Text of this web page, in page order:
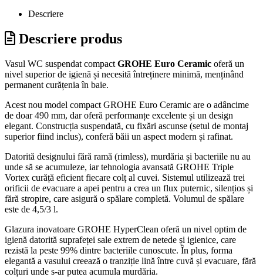
Descriere
Descriere produs
Vasul WC suspendat compact GROHE Euro Ceramic oferă un
nivel superior de igienă și necesită întreținere minimă, menținând
permanent curățenia în baie.
Acest nou model compact GROHE Euro Ceramic are o adâncime
de doar 490 mm, dar oferă performanțe excelente și un design
elegant. Construcția suspendată, cu fixări ascunse (setul de montaj
superior fiind inclus), conferă băii un aspect modern și rafinat.
Datorită designului fără ramă (rimless), murdăria și bacteriile nu au
unde să se acumuleze, iar tehnologia avansată GROHE Triple
Vortex curăță eficient fiecare colț al cuvei. Sistemul utilizează trei
orificii de evacuare a apei pentru a crea un flux puternic, silențios și
fără stropire, care asigură o spălare completă. Volumul de spălare
este de 4,5/3 l.
Glazura inovatoare GROHE HyperClean oferă un nivel optim de
igienă datorită suprafeței sale extrem de netede și igienice, care
rezistă la peste 99% dintre bacteriile cunoscute. În plus, forma
elegantă a vasului creează o tranziție lină între cuvă și evacuare, fără
colțuri unde s-ar putea acumula murdăria.